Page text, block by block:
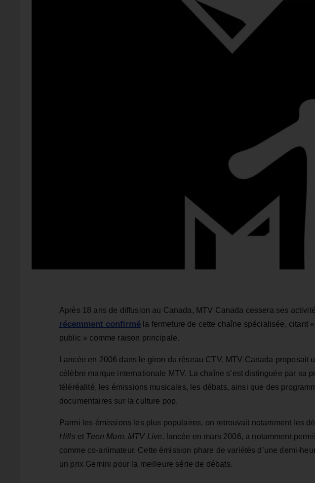
Après 18 ans de diffusion au Canada, MTV Canada cessera ses
récemment confirmé la fermeture de cette chaîne spécialisée, citant
public » comme raison principale.
Lancée en 2006 dans le giron du réseau CTV, MTV Canada proposait
célèbre marque internationale MTV. La chaîne s’est distinguée par sa
téléréalité, les émissions musicales, les débats, ainsi que des
documentaires sur la culture pop.
Parmi les émissions les plus populaires, on retrouvait notamment les
Hills et Teen Mom. MTV Live, lancée en mars 2006, a notamment
comme co-animateur. Cette émission phare de variétés d’une demi-
un prix Gemini pour la meilleure série de débats.